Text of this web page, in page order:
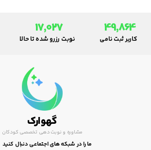
49,864
کاربر ثبت نامی
17,027
نوبت رزرو شده تا حالا
گهوارک
مشاوره و نوبت دهی تخصصی کودکان
ما را در شبکه های اجتماعی دنبال کنید